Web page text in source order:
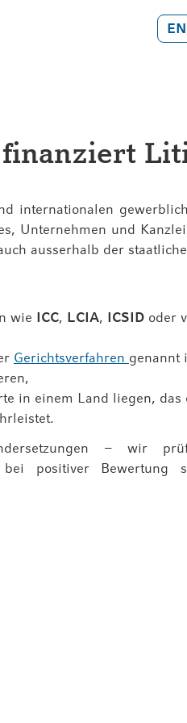
EN
internationalen
Unternehmen und
ausserhalb der
wie ICC, LCIA, ICSID oder
Gerichtsverfahren genannt
in einem Land liegen, das
– wir
bei positiver Bewertung